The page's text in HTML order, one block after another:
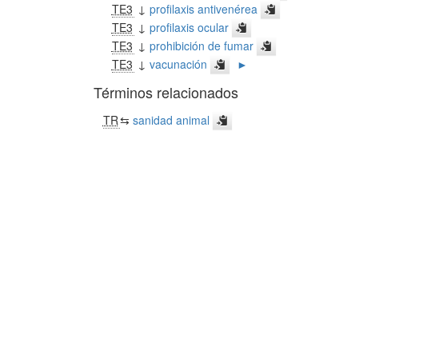
TE3 ↓ profilaxis antivenérea
TE3 ↓ profilaxis ocular
TE3 ↓ prohibición de fumar
TE3 ↓ vacunación ►
Términos relacionados
TR⇆ sanidad animal